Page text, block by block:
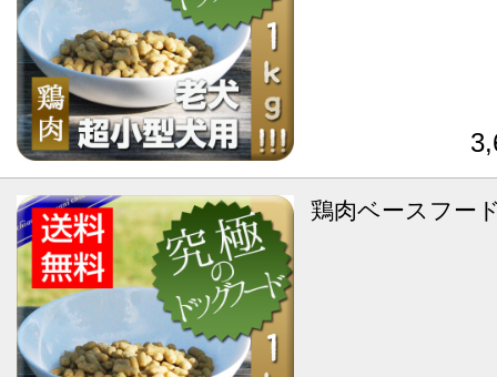
鶏肉ベースフー